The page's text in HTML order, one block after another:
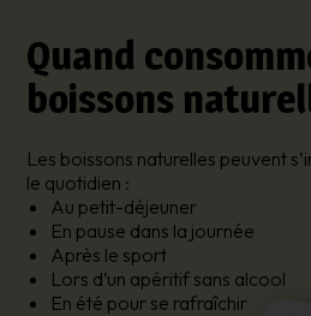
Quand
boissons
Les boissons naturelles peuvent
le quotidien :
Au petit-déjeuner
En pause dans la journée
Après le sport
Lors d’un apéritif sans alcool
En été pour se rafraîchir